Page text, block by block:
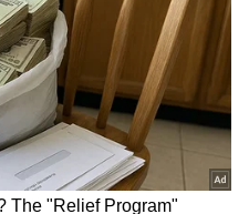
ಆರ್ಥಿಕ
ಭಾರತದ ಮಹಿಳೆಯರ
ಅಡುಗೆ ಮನೆಯಲ್ಲಿ
ಹಣವೇ ದೇಶದ
ಗರ್ಭದಿಂದ ಭೂ ತಾಯಿ
ಮಹಿಳೆಯರಿಗೆ
ನಿರ್ಭಯ ಯೋಜನೆಯಡಿ